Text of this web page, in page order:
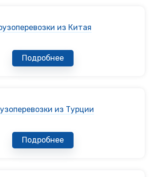
из Китая
Подробнее
из Турции
Подробнее